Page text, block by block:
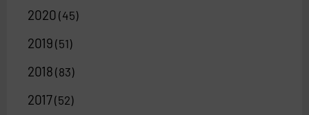
2020 (45)
2019 (51)
2018 (83)
2017(52)